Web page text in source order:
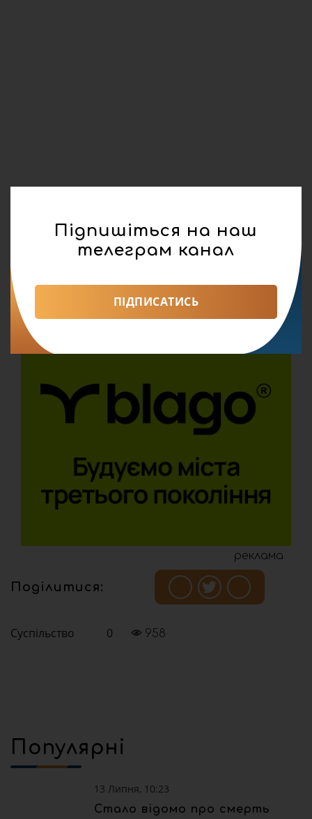
реклама
Поділитися:
Суспільство 0 958
Популярні
13 Липня, 10:23
Стало відомо про смерть
Підпишіться на наш
телеграм канал
ПІДПИСАТИСЬ